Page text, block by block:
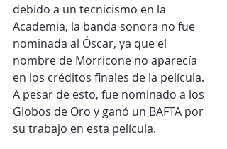
debido a un tecnicismo en la
Academia, la banda sonora no fue
nominada al Óscar, ya que el
nombre de Morricone no aparecía
en los créditos finales de la película.
A pesar de esto, fue nominado a los
Globos de Oro y ganó un BAFTA por
su trabajo en esta película.